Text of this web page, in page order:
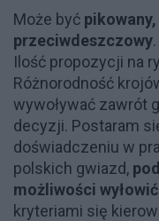
Może być
przeciwdeszczowy
Ilość propozycji na
Różnorodność
wywoływać zawrót
decyzji. Postaram
doświadczeniu w
polskich gwiazd,
możliwości
kryteriami się